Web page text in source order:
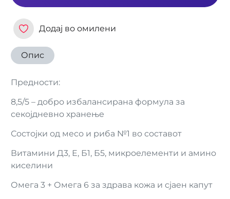
Додај во омилени
Опис
Предности:
8,5/5 – добро избалансирана формула за
секојдневно хранење
Состојки од месо и риба №1 во составот
Витамини Д3, Е, Б1, Б5, микроелементи и амино
киселини
Омега 3 + Омега 6 за здрава кожа и сјаен капут